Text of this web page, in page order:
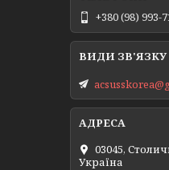
+380 (98) 993-
03045,
Україна